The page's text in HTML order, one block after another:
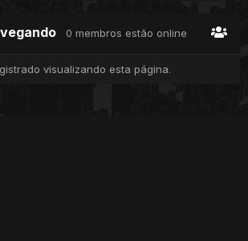
0 membros estão online
visualizando esta página.